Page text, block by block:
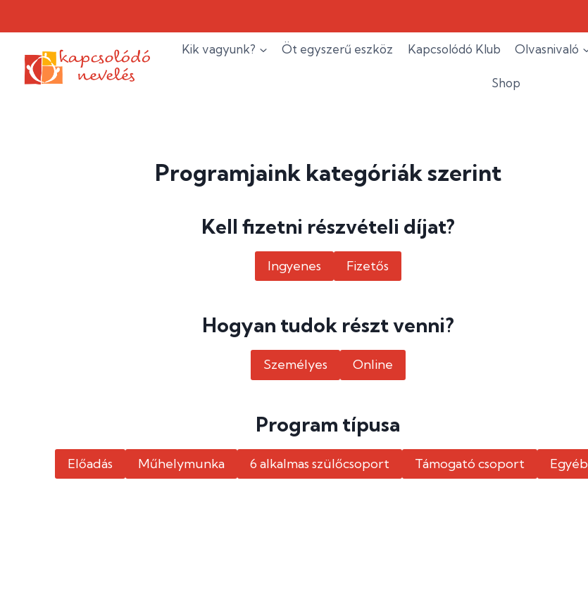
Kik vagyunk? Öt egyszerű eszköz Kapcsolódó Klub Olvasnivaló
Shop
Programjaink kategóriák szerint
Kell fizetni részvételi díjat?
Ingyenes Fizetős
Hogyan tudok részt venni?
Személyes Online
Program típusa
Előadás Műhelymunka 6 alkalmas szülőcsoport Támogató csoport Egyéb